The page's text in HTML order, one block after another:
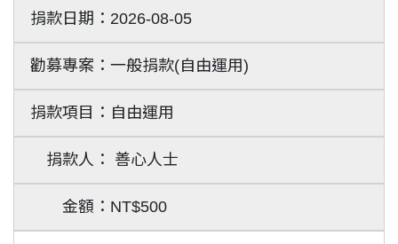
2026-08-05
一般捐款(自由運用)
自由運用
善心人士
NT$500